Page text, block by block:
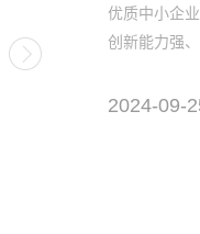
优质中小企
创新能力强
2024-09-